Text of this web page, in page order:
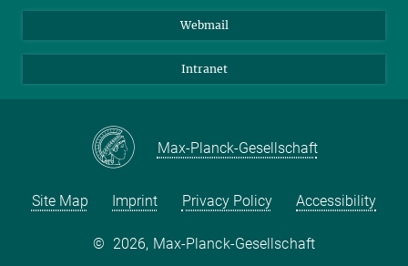
YouTube
Webmail
Intranet
Max-Planck-Gesellschaft
Site Map Imprint Privacy Policy Accessibility
© 2026, Max-Planck-Gesellschaft